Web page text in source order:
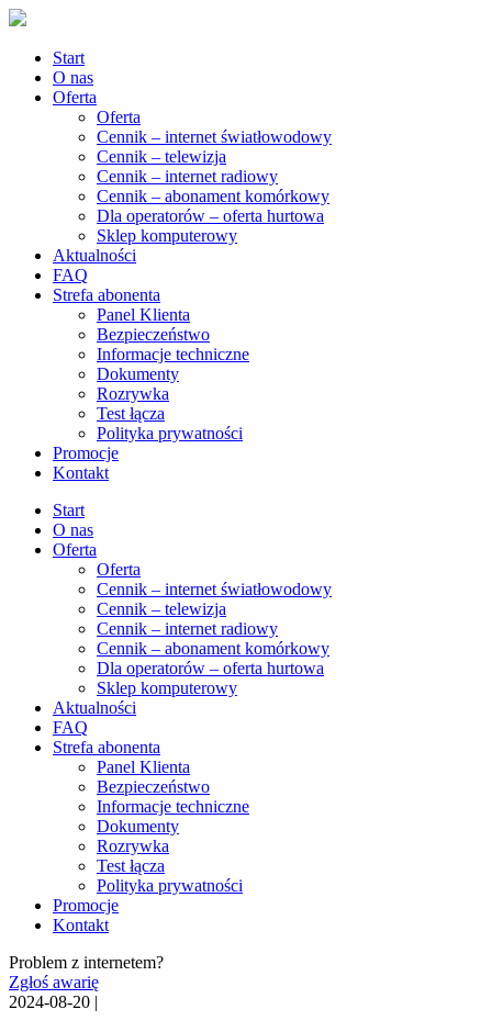
Start
O nas
Oferta
Oferta
Cennik – internet światłowodowy
Cennik – telewizja
Cennik – internet radiowy
Cennik – abonament komórkowy
Dla operatorów – oferta hurtowa
Sklep komputerowy
Aktualności
FAQ
Strefa abonenta
Panel Klienta
Bezpieczeństwo
Informacje techniczne
Dokumenty
Rozrywka
Test łącza
Polityka prywatności
Promocje
Kontakt
Start
O nas
Oferta
Oferta
Cennik – internet światłowodowy
Cennik – telewizja
Cennik – internet radiowy
Cennik – abonament komórkowy
Dla operatorów – oferta hurtowa
Sklep komputerowy
Aktualności
FAQ
Strefa abonenta
Panel Klienta
Bezpieczeństwo
Informacje techniczne
Dokumenty
Rozrywka
Test łącza
Polityka prywatności
Promocje
Kontakt
Problem z internetem?
Zgłoś awarię
2024-08-20 |